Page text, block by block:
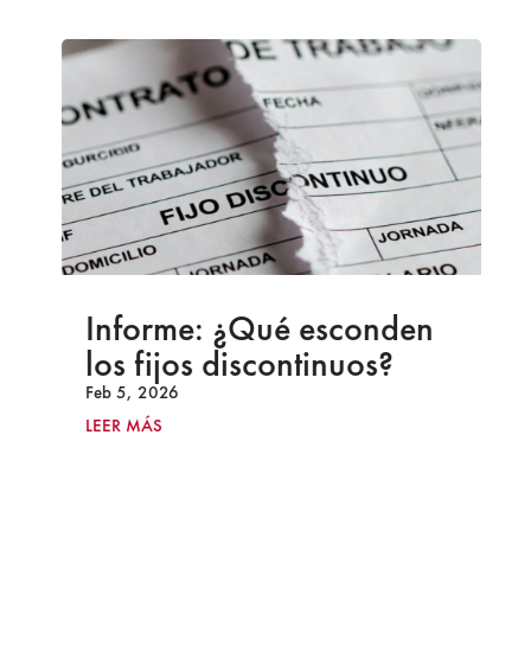
Informe: ¿Qué esconden
los fijos discontinuos?
Feb 5, 2026
LEER MÁS